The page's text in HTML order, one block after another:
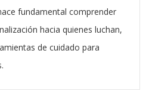
fundamental comprender
hacia quienes luchan,
de cuidado para